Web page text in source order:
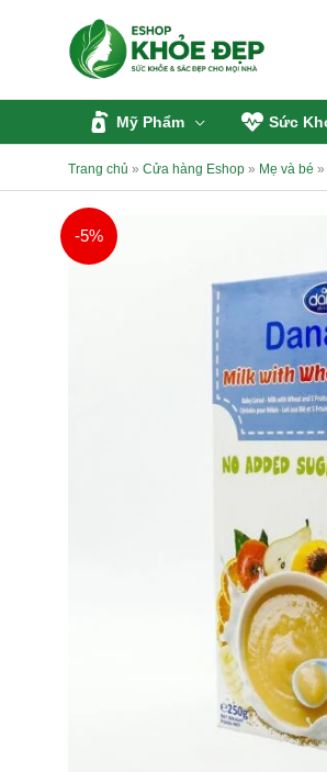
Mỹ Phẩm Sức
Trang chủ » Cửa hàng Eshop » Mẹ và bé »
-5%